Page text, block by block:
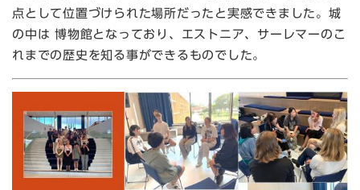
点として位置づけられた場所だったと実感できました。城
の中は 博物館となっており、エストニア、サーレマーのこ
れまでの歴史を知る事ができるものでした。